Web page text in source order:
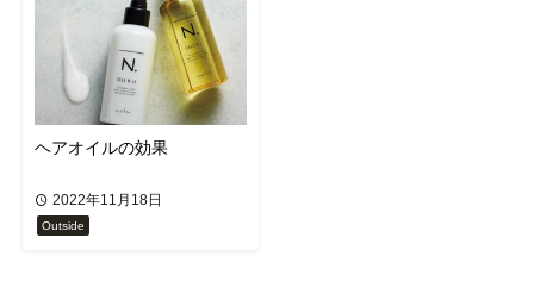
ヘアオイルの効果
2022年11月18日
Outside